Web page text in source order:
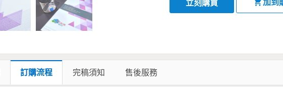
立刻購買
訂購流程 完稿須知 售後服務